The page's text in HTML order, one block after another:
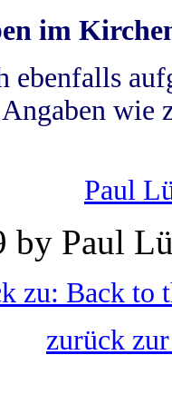
im
wie
Paul
Paul
zu: Back to
zurück